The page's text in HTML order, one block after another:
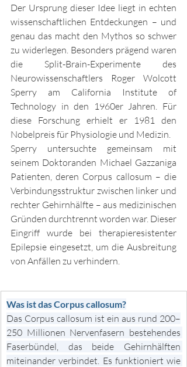
Der Ursprung dieser Idee liegt in echten
wissenschaftlichen Entdeckungen – und
genau das macht den Mythos so schwer
zu widerlegen. Besonders prägend waren
die Split-Brain-Experimente des
Neurowissenschaftlers Roger Wolcott
Sperry am California Institute of
Technology in den 1960er Jahren. Für
diese Forschung erhielt er 1981 den
Nobelpreis für Physiologie und Medizin.
Sperry untersuchte gemeinsam mit
seinem Doktoranden Michael Gazzaniga
Patienten, deren Corpus callosum – die
Verbindungsstruktur zwischen linker und
rechter Gehirnhälfte – aus medizinischen
Gründen durchtrennt worden war. Dieser
Eingriff wurde bei therapieresistenter
Epilepsie eingesetzt, um die Ausbreitung
von Anfällen zu verhindern.
Was ist das Corpus callosum?
Das Corpus callosum ist ein aus rund 200–
250 Millionen Nervenfasern bestehendes
Faserbündel, das beide Gehirnhälften
miteinander verbindet. Es funktioniert wie